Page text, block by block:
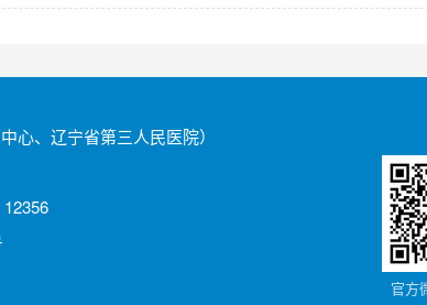
心、辽宁省第三人民医院）
官方